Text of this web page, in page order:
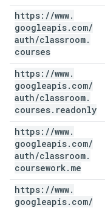
https: //www.
googleapis. com/
auth/classroom.
courses
https: //www.
googleapis. com/
auth/classroom.
courses. readonly
https: //www.
googleapis. com/
auth/classroom.
coursework. me
https: //www.
googleapis. com/